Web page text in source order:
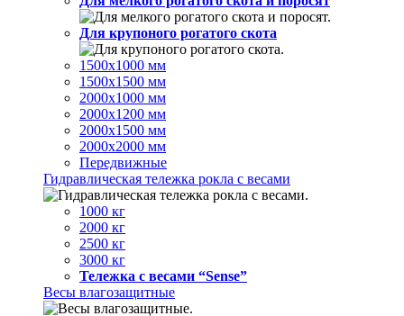
Для крупоного рогатого скота
1500х1000 мм
1500х1500 мм
2000х1000 мм
2000х1200 мм
2000х1500 мм
2000х2000 мм
Передвижные
Гидравлическая тележка рокла с весами
1000 кг
2000 кг
2500 кг
3000 кг
Тележка с весами “Sense”
Весы влагозащитные